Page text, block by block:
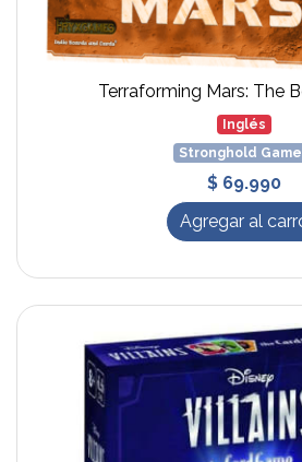
Terraforming Mars: The
Inglés
Stronghold
$ 69.990
Agregar al